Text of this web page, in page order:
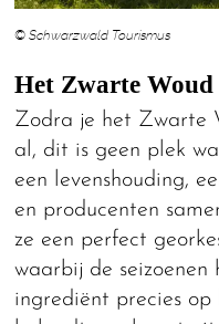
© Schwarzwald Tourismus
Het Zwarte
Zodra je het Zwarte
al, dit is geen plek
een levenshouding,
en producenten
ze een perfect
waarbij de
ingrediënt precies